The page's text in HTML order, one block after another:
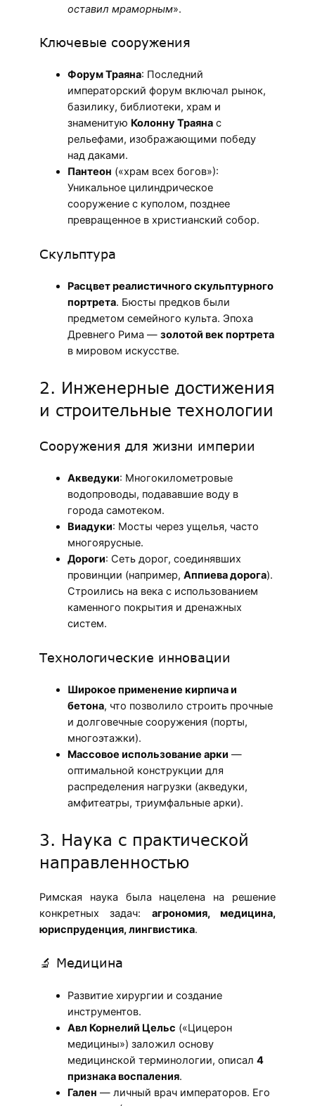
оставил мраморным».
Ключевые сооружения
Форум Траяна: Последний
императорский форум включал рынок,
базилику, библиотеки, храм и
знаменитую Колонну Траяна с
рельефами, изображающими победу
над даками.
Пантеон («храм всех богов»):
Уникальное цилиндрическое
сооружение с куполом, позднее
превращенное в христианский собор.
Скульптура
Расцвет реалистичного скульптурного
портрета. Бюсты предков были
предметом семейного культа. Эпоха
Древнего Рима — золотой век портрета
в мировом искусстве.
2. Инженерные достижения
и строительные технологии
Сооружения для жизни империи
Акведуки: Многокилометровые
водопроводы, подававшие воду в
города самотеком.
Виадуки: Мосты через ущелья, часто
многоярусные.
Дороги: Сеть дорог, соединявших
провинции (например, Аппиева дорога).
Строились на века с использованием
каменного покрытия и дренажных
систем.
Технологические инновации
Широкое применение кирпича и
бетона, что позволило строить прочные
и долговечные сооружения (порты,
многоэтажки).
Массовое использование арки —
оптимальной конструкции для
распределения нагрузки (акведуки,
амфитеатры, триумфальные арки).
3. Наука с практической
направленностью
Римская наука была нацелена на решение
конкретных задач: агрономия, медицина,
юриспруденция, лингвистика.
🔬 Медицина
Развитие хирургии и создание
инструментов.
Авл Корнелий Цельс («Цицерон
медицины») заложил основу
медицинской терминологии, описал 4
признака воспаления.
Гален — личный врач императоров. Его